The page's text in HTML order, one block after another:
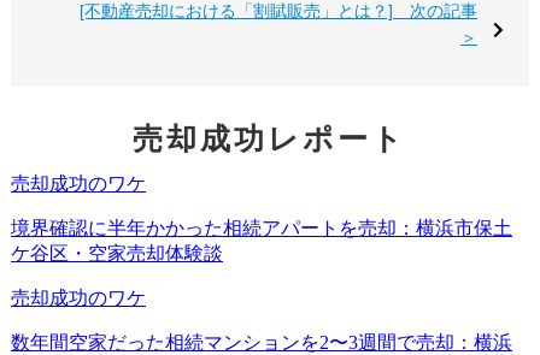
まずは住みながら売却するメリットについて見ていきまし
メリット①内覧者にとって実際の生活イメージが
先述しました通り、住みながら不動産を売却するので、内
[不動産売却における「割賦販売」とは？] 次の記事
＞
売却成功レポート